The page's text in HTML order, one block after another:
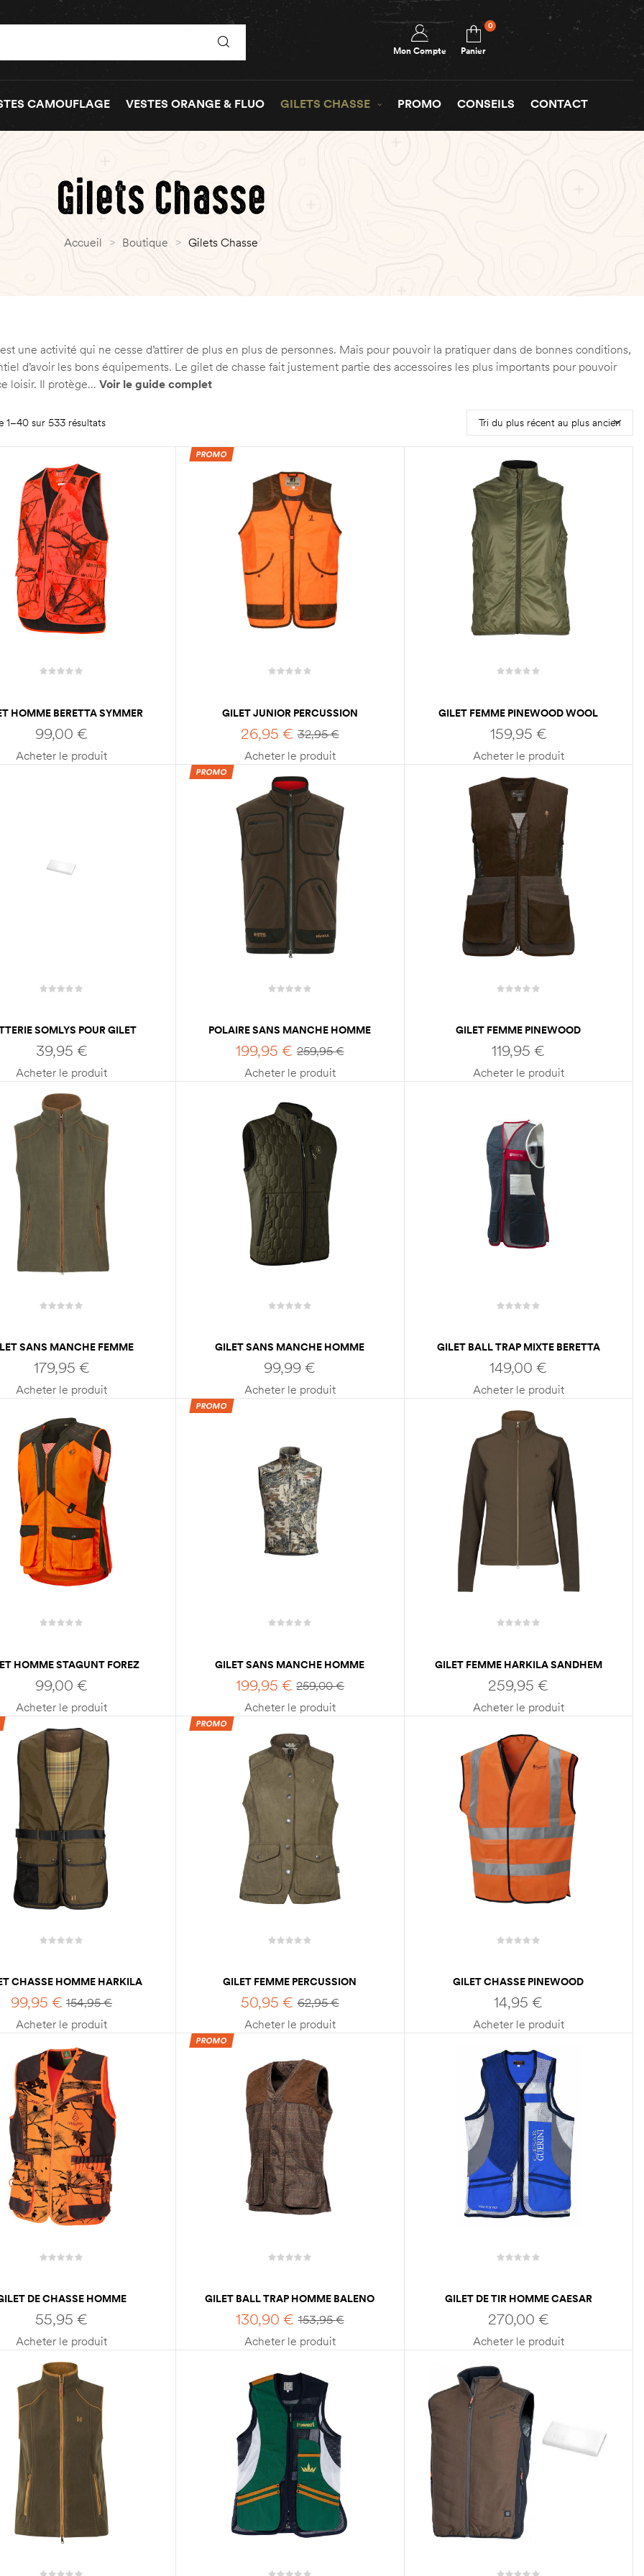
Mon Compte Panier
0
CAMOUFLAGE VESTES ORANGE & FLUO GILETS CHASSE PROMO CONSEILS CONTACT
Gilets Chasse
Accueil > Boutique > Gilets Chasse
une activité qui ne cesse d’attirer de plus en plus de personnes. Mais pour pouvoir la pratiquer dans de bonnes conditions,
d’avoir les bons équipements. Le gilet de chasse fait justement partie des accessoires les plus importants pour pouvoir
loisir. Il protège… Voir le guide complet
1–40 sur 533 résultats Tri du plus récent au plus ancien
HOMME BERETTA SYMMER
99,00 €
Acheter le produit
PROMO
GILET JUNIOR PERCUSSION
SAVANE32,95€
26,95€
Acheter le produit
GILET FEMME PINEWOOD WOOL
INSULATED MIDLAYER
159,95 €
Acheter le produit
SOMLYS POUR GILET
CHAUFFANT
39,95 €
Acheter le produit
PROMO
POLAIRE SANS MANCHE HOMME
HARKILA KAMKO
259,95€
199,95€
Acheter le produit
GILET FEMME PINEWOOD
SHOOTING
119,95 €
Acheter le produit
SANS MANCHE FEMME
HARKILA SANDHEM 200
179,95 €
Acheter le produit
GILET SANS MANCHE HOMME
DEERHUNTER MOSSDALE QUILTED
WAISTCOAT
99,99 €
Acheter le produit
GILET BALL TRAP MIXTE BERETTA
UNIFORM PRO 20.20
149,00 €
Acheter le produit
HOMME STAGUNT FOREZ
VEST
99,00 €
Acheter le produit
PROMO
GILET SANS MANCHE HOMME
SITKA JETSTREAM VEST
259,00€
199,95 €
Acheter le produit
GILET FEMME HARKILA SANDHEM
PRO INSULATED CARDIGAN
259,95 €
Acheter le produit
CHASSE HOMME HARKILA
RETRIEVE DUMMY
154,95€
99,95 €
Acheter le produit
PROMO
GILET FEMME PERCUSSION
RAMBOUILLET ORIGINAL
62,95€
50,95€
Acheter le produit
GILET CHASSE PINEWOOD
PINEWOOD SAFETY
14,95 €
Acheter le produit
DE CHASSE HOMME
ANTI-RONCE RESIST
55,95 €
Acheter le produit
PROMO
GILET BALL TRAP HOMME BALENO
MILTON153,95€
130,90€
Acheter le produit
GILET DE TIR HOMME CAESAR
GUERINI GAUCHER
270,00 €
Acheter le produit